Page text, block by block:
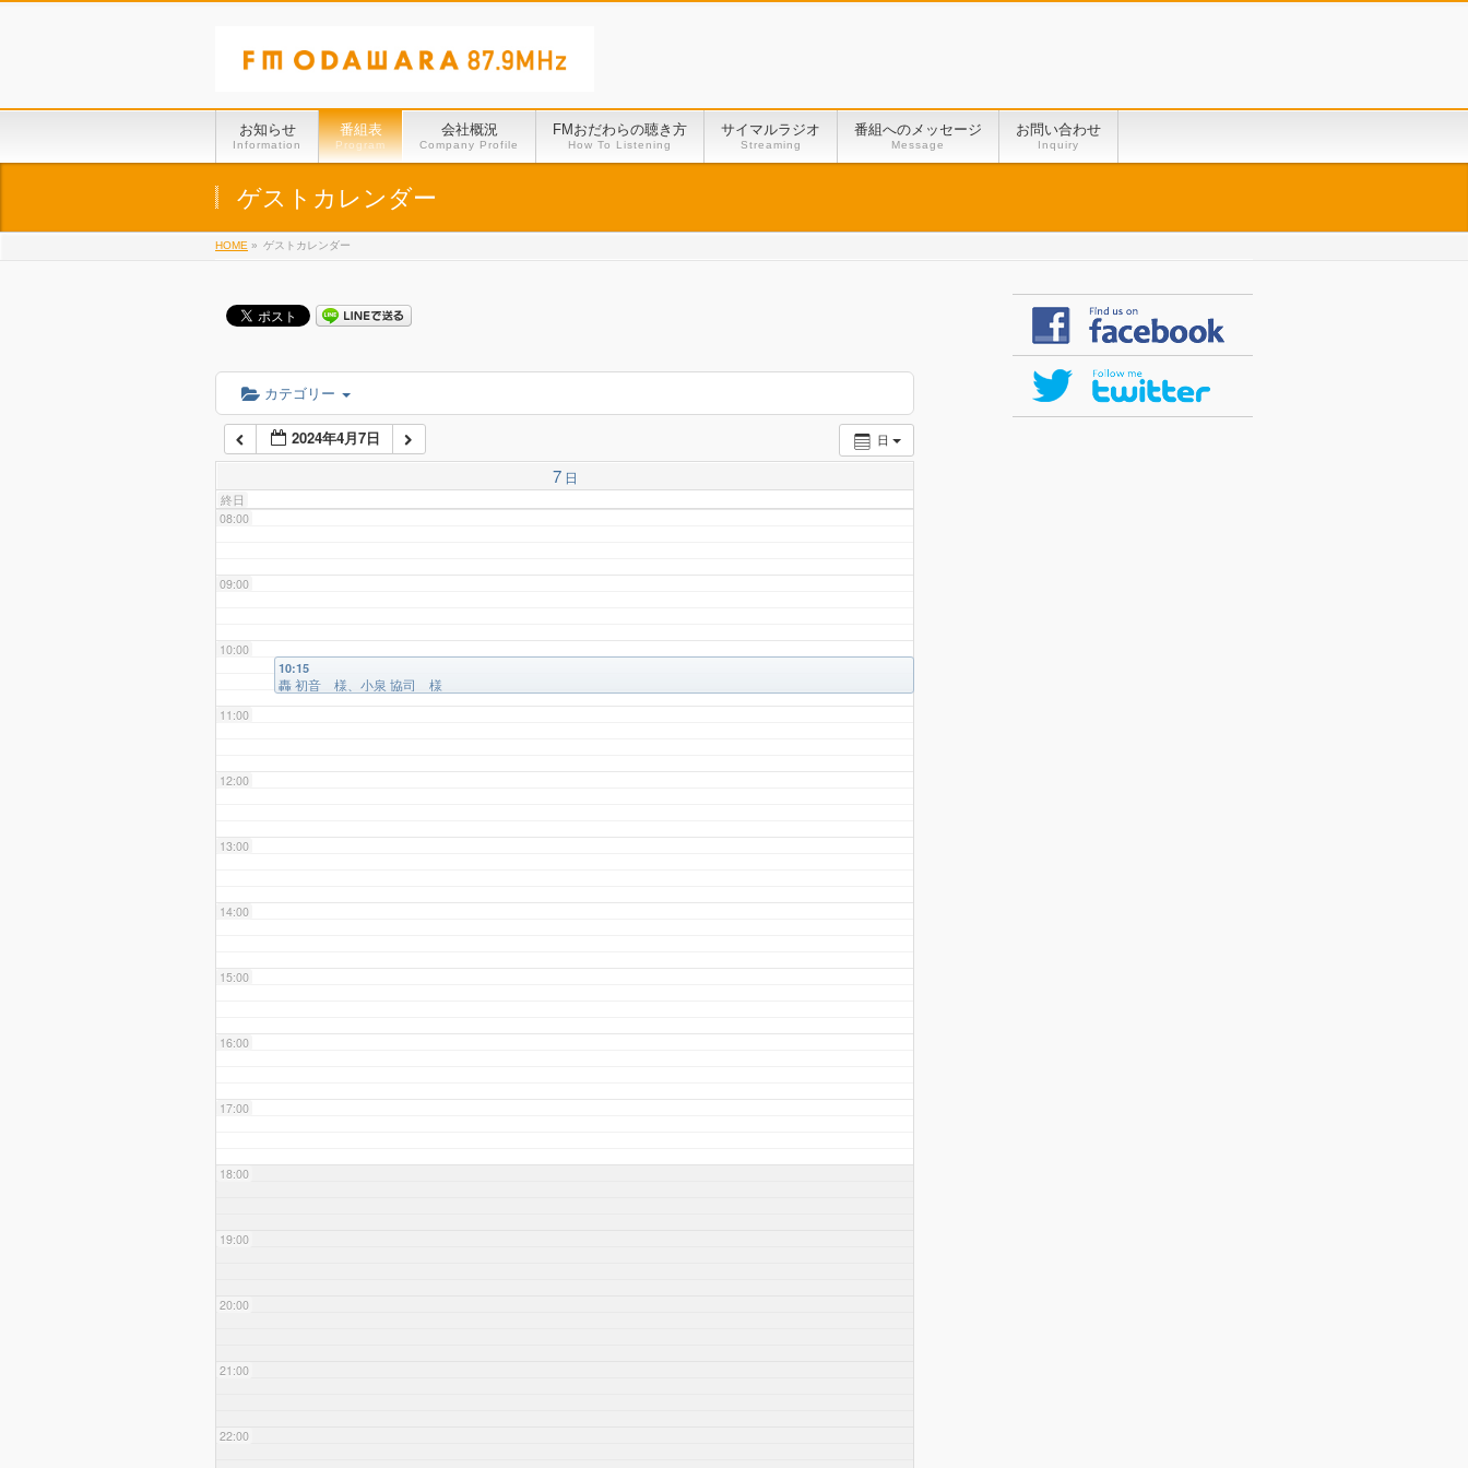
お知らせ
Information
番組表
Program
会社概況
Company Profile
FMおだわらの聴き方
How To Listening
サイマルラジオ
Streaming
番組へのメッセージ
Message
お問い合わせ
Inquiry
ゲストカレンダー
HOME » ゲストカレンダー
カテゴリー
日
2024年4月7日
7 日
終日
01:00
02:00
03:00
04:00
05:00
06:00
07:00
08:00
09:00
10:00
11:00
12:00
13:00
14:00
15:00
16:00
17:00
18:00
19:00
20:00
21:00
22:00
10:15
轟 初音 様、小泉 協司 様